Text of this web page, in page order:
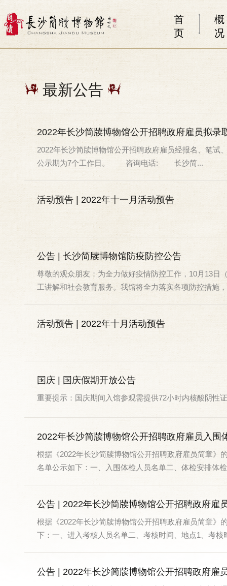
首
页
概
况
最新公告
2022年长沙简牍博物馆公开招聘政府雇员拟录
2022年长沙简牍博物馆公开招聘政府雇员经报名、笔试
公示期为7个工作日。 咨询电话: 长沙简...
活动预告 | 2022年十一月活动预告
公告 | 长沙简牍博物馆防疫防控公告
尊敬的观众朋友：为全力做好疫情防控工作，10月13日
工讲解和社会教育服务。我馆将全力落实各项防控措施
活动预告 | 2022年十月活动预告
国庆 | 国庆假期开放公告
重要提示：国庆期间入馆参观需提供72小时内核酸阴性
2022年长沙简牍博物馆公开招聘政府雇员入围
根据《2022年长沙简牍博物馆公开招聘政府雇员简章》
名单公示如下：一、入围体检人员名单二、体检安排体
公告 | 2022年长沙简牍博物馆公开招聘政府雇
根据《2022年长沙简牍博物馆公开招聘政府雇员简章》
下：一、进入考核人员名单二、考核时间、地点1、考核
公告 | 2022年长沙简牍博物馆公开招聘政府雇